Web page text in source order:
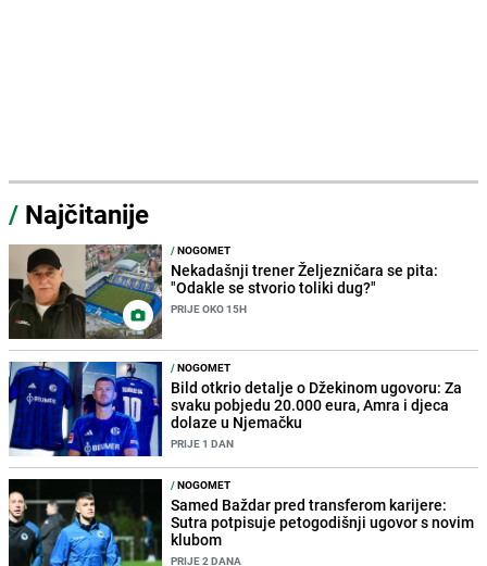
/ Najčitanije
/NOGOMET
Nekadašnji trener Željezničara se pita:
"Odakle se stvorio toliki dug?"
PRIJE OKO 15H
/NOGOMET
Bild otkrio detalje o Džekinom ugovoru: Za
svaku pobjedu 20.000 eura, Amra i djeca
dolaze u Njemačku
PRIJE 1 DAN
/NOGOMET
Samed Baždar pred transferom karijere:
Sutra potpisuje petogodišnji ugovor s novim
klubom
PRIJE 2 DANA